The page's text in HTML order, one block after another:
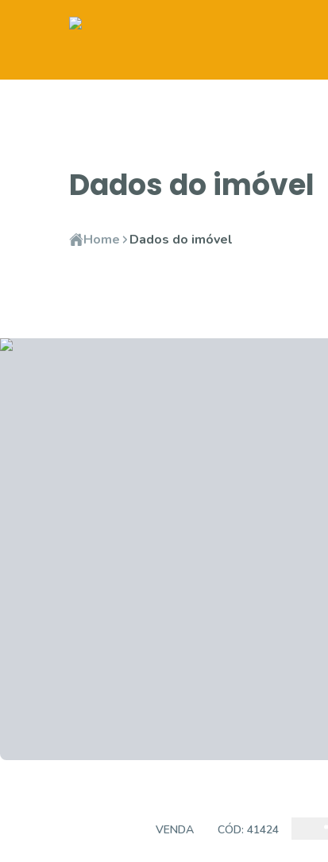
Dados do imóvel
Home Dados do imóvel
VENDA CÓD: 41424